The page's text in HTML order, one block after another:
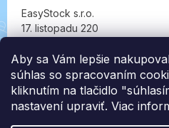
Aby sa Vám lepšie
súhlas so spracovaním
kliknutím na tlačidlo
nastavení upraviť. Viac
EasyStock s.r.o.
17. listopadu 220
IČ: 07727402, DIČ:
info@londonclub.sk